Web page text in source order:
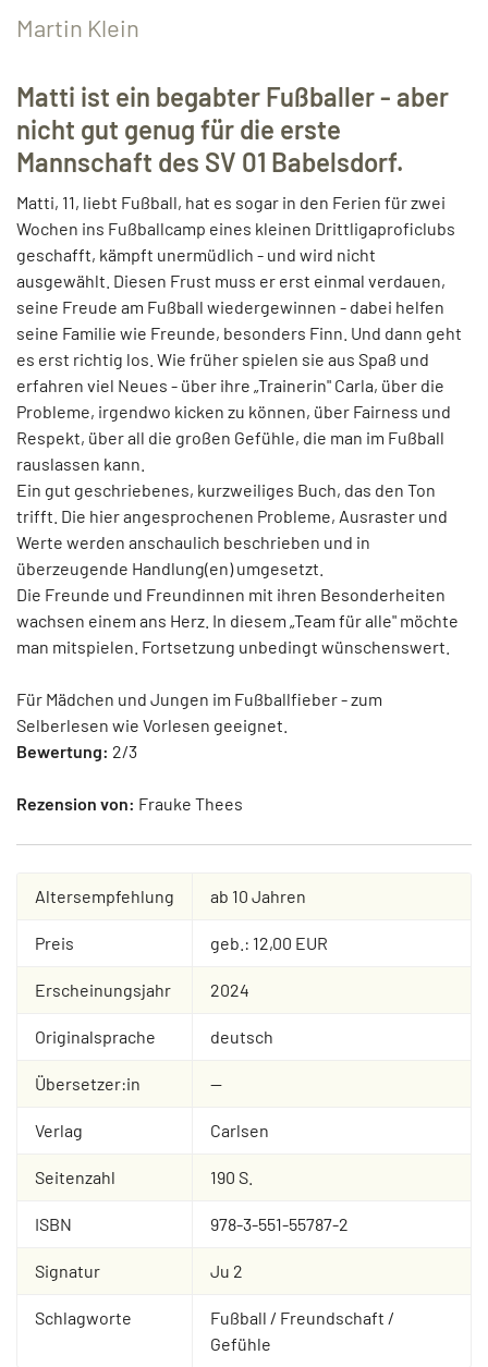
Martin Klein
Matti ist ein begabter Fußballer - aber
nicht gut genug für die erste
Mannschaft des SV 01 Babelsdorf.
Matti, 11, liebt Fußball, hat es sogar in den Ferien für zwei
Wochen ins Fußballcamp eines kleinen Drittligaproficlubs
geschafft, kämpft unermüdlich - und wird nicht
ausgewählt. Diesen Frust muss er erst einmal verdauen,
seine Freude am Fußball wiedergewinnen - dabei helfen
seine Familie wie Freunde, besonders Finn. Und dann geht
es erst richtig los. Wie früher spielen sie aus Spaß und
erfahren viel Neues - über ihre „Trainerin" Carla, über die
Probleme, irgendwo kicken zu können, über Fairness und
Respekt, über all die großen Gefühle, die man im Fußball
rauslassen kann.
Ein gut geschriebenes, kurzweiliges Buch, das den Ton
trifft. Die hier angesprochenen Probleme, Ausraster und
Werte werden anschaulich beschrieben und in
überzeugende Handlung(en) umgesetzt.
Die Freunde und Freundinnen mit ihren Besonderheiten
wachsen einem ans Herz. In diesem „Team für alle" möchte
man mitspielen. Fortsetzung unbedingt wünschenswert.
Für Mädchen und Jungen im Fußballfieber - zum
Selberlesen wie Vorlesen geeignet.
Bewertung: 2/3
Rezension von: Frauke Thees
Altersempfehlung ab 10 Jahren
Preis geb.: 12,00 EUR
Erscheinungsjahr 2024
Originalsprache deutsch
Übersetzer:in --
Verlag Carlsen
Seitenzahl 190 S.
ISBN 978-3-551-55787-2
Signatur Ju 2
Schlagworte
Fußball / Freundschaft /
Gefühle